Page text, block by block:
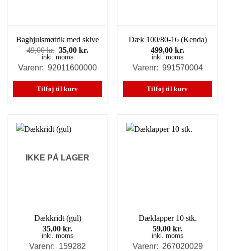
Baghjulsmøtrik med skive
49,00kr. Den
oprindelige
pris
49,00 kr..
35,00kr.
pris
35,00 kr..
inkl. moms
Varenr: 92011600000
Tilføj til kurv
Dæk 100/80-16 (Kenda)
499,00 kr.
inkl. moms
Varenr: 991570004
Tilføj til kurv
IKKE PÅ LAGER
Dækkridt (gul)
35,00 kr.
inkl. moms
Varenr: 159282
Dæklapper 10 stk.
59,00 kr.
inkl. moms
Varenr: 267020029